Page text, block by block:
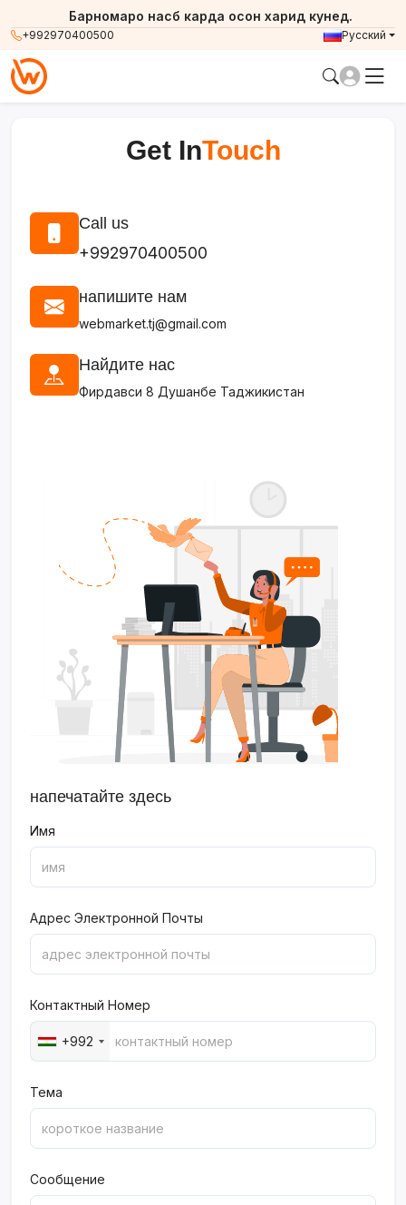
+992970400500
Барномаро насб карда осон харид кунед.
Русский
Get InTouch
Call us
+992970400500
напишите нам
webmarket.tj@gmail.com
Найдите нас
Фирдавси 8 Душанбе Таджикистан
напечатайте здесь
Имя
Адрес Электронной Почты
Контактный Номер
+992
Тема
Сообщение